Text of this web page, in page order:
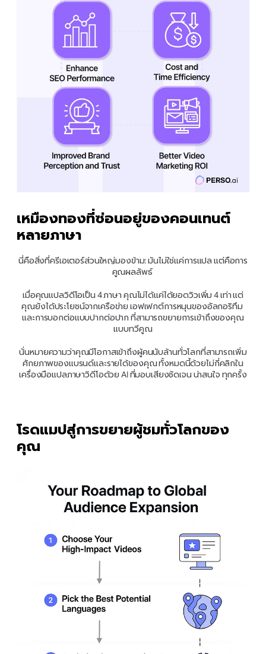
เหมืองทองที่ซ่อนอยู่ของคอนเทนต์
หลายภาษา
นี่คือสิ่งที่ครีเอเตอร์ส่วนใหญ่มองข้าม: มันไม่ใช่แค่การแปล แต่คือการ
คูณผลลัพธ์
เมื่อคุณแปลวิดีโอเป็น 4 ภาษา คุณไม่ได้แค่ได้ยอดวิวเพิ่ม 4 เท่า แต่
คุณยังได้ประโยชน์จากเครือข่าย เอฟเฟกต์การหนุนของอัลกอริทึม
และการบอกต่อแบบปากต่อปาก ที่สามารถขยายการเข้าถึงของคุณ
แบบทวีคูณ
นั่นหมายความว่าคุณมีโอกาสเข้าถึงผู้คนนับล้านทั่วโลกที่สามารถเพิ่ม
ศักยภาพของแบรนด์และรายได้ของคุณ ทั้งหมดนี้ด้วยไม่กี่คลิกใน
เครื่องมือแปลภาษาวิดีโอด้วย AI ที่มอบเสียงชัดเจน น่าสนใจ ทุกครั้ง
โรดแมปสู่การขยายผู้ชมทั่วโลกของ
คุณ